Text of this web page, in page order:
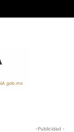
-Publicidad -